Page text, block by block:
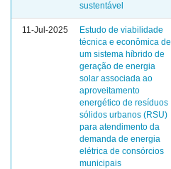
sustentável
11-Jul-2025
Estudo de viabilidade
técnica e econômica de
um sistema híbrido de
geração de energia
solar associada ao
aproveitamento
energético de resíduos
sólidos urbanos (RSU)
para atendimento da
demanda de energia
elétrica de consórcios
municipais